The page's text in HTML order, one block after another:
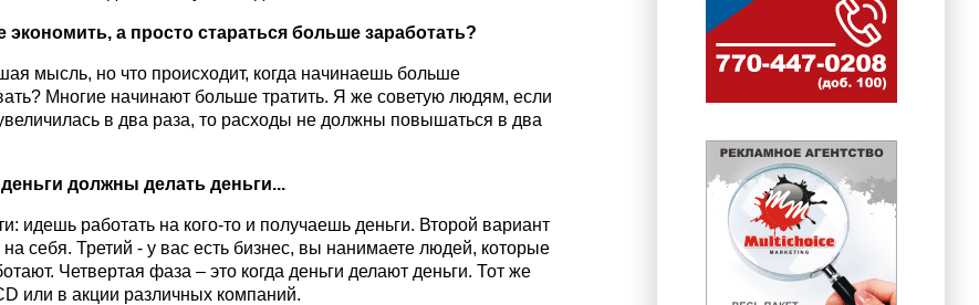
экономить, а просто стараться больше заработать?
мысль, но что происходит, когда начинаешь больше
Многие начинают больше тратить. Я же советую людям, если
в два раза, то расходы не должны повышаться в два
деньги должны делать деньги...
идешь работать на кого-то и получаешь деньги. Второй вариант
на себя. Третий - у вас есть бизнес, вы нанимаете людей, которые
Четвертая фаза – это когда деньги делают деньги. Тот же
или в акции различных компаний.